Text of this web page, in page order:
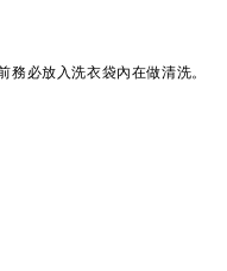
必放入洗衣袋內在做清洗。